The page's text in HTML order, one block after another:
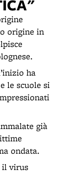
origine in
ha
le scuole si
già
ondata.
il virus